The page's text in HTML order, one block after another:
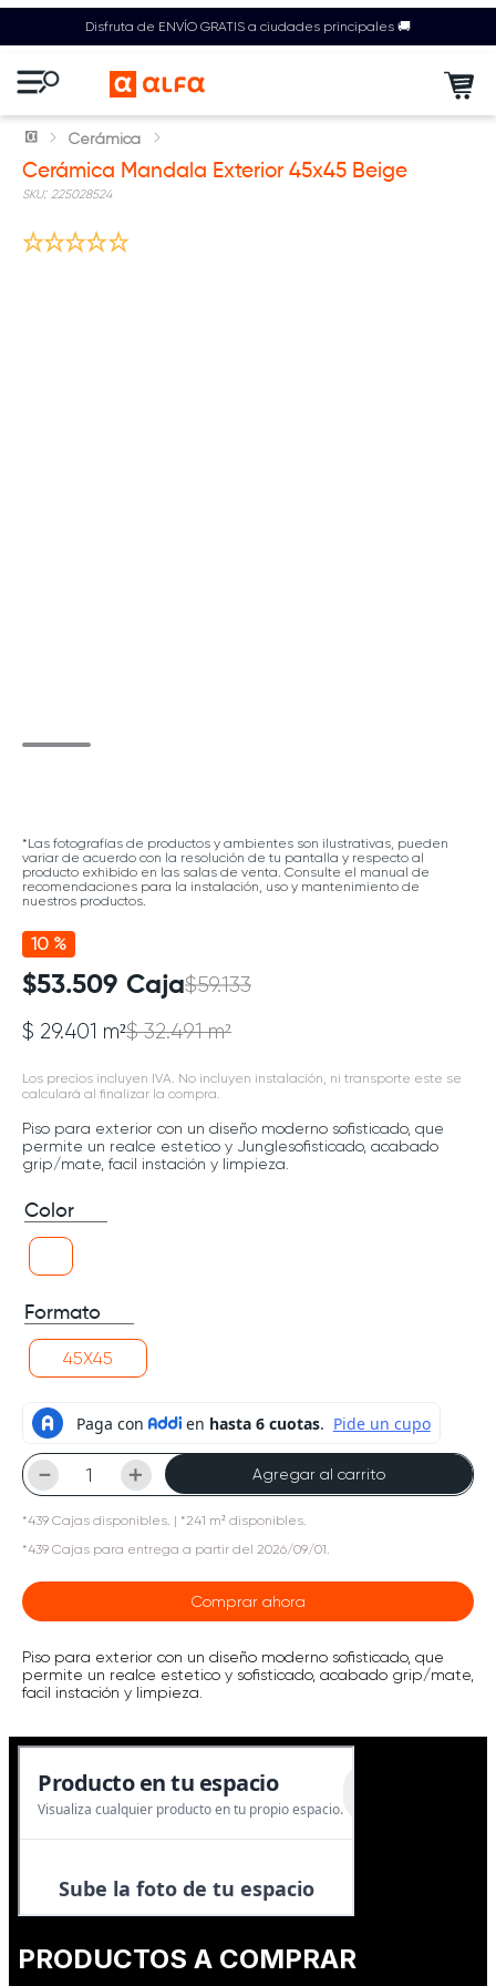
Disfruta de ENVÍO GRATIS a ciudades principales 🚚
Cerámica
Cerámica Mandala Exterior 45x45 Beige
: 225028524
*Las fotografías de productos y ambientes son ilustrativas, pueden
variar de acuerdo con la resolución de tu pantalla y respecto al
producto exhibido en las salas de venta. Consulte el manual de
recomendaciones para la instalación, uso y mantenimiento de
nuestros productos.
10 %
$53.509 Caja$59.133
$ 29.401 m²$ 32.491 m²
Los precios incluyen IVA. No incluyen instalación, ni transporte este se
calculará al finalizar la compra.
Piso para exterior con un diseño moderno sofisticado, que
permite un realce estetico y Junglesofisticado, acabado
grip/mate, facil instación y limpieza.
Color
Formato
45X45
＋
－ Agregar al carrito
*439 Cajas disponibles. | *241 m² disponibles.
*439 Cajas para entrega a partir del 2026/09/01.
Comprar ahora
Piso para exterior con un diseño moderno sofisticado, que
permite un realce estetico y sofisticado, acabado grip/mate,
facil instación y limpieza.